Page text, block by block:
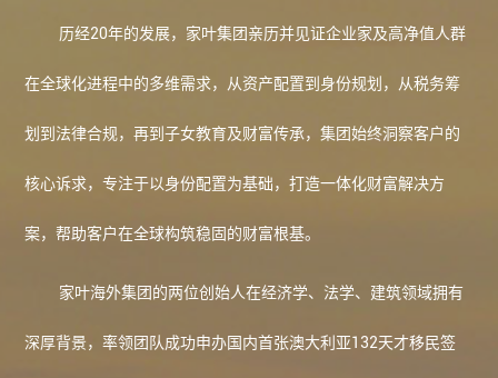
历经20年的发展，家叶集团亲历并见证企业家及高净值人群
在全球化进程中的多维需求，从资产配置到身份规划，从税务筹
划到法律合规，再到子女教育及财富传承，集团始终洞察客户的
核心诉求，专注于以身份配置为基础，打造一体化财富解决方
案，帮助客户在全球构筑稳固的财富根基。
家叶海外集团的两位创始人在经济学、法学、建筑领域拥有
深厚背景，率领团队成功申办国内首张澳大利亚132天才移民签